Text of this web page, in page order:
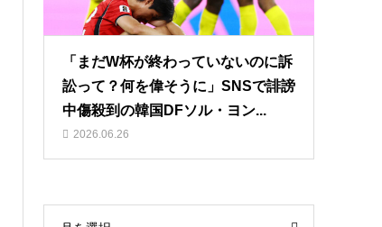
「まだW杯が終わっていないのに訴
訟って？何を偉そうに」SNSで誹謗
中傷殺到の韓国DFソル・ヨン...
2026.06.26